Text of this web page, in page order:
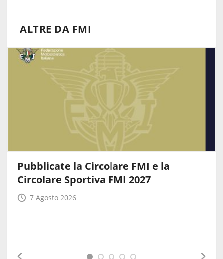
ALTRE DA FMI
Pubblicate la Circolare FMI e la
Circolare Sportiva FMI 2027
7 Agosto 2026